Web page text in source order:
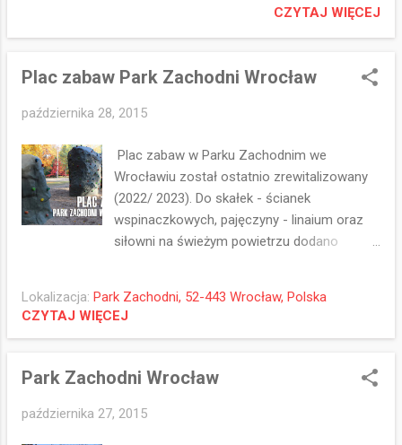
https://maps.app.goo.gl/FgMWYvu8EV7eMhi16 🐉 Smocza
cieniu drzew Parku Rekreacyjnego Mikołowska 🌳 Z
też zestawem sprawnościowym z elementami do
których można skakać 😊 Jest górka z zamkiem z extra
zjeżdżalnią rurową i inni elementami 😊 Super jest to że
pomyślano o każdej grupie wiekowej 👍 Dla maluszków
ogrodzona część z dużą ilością pisaku i domkiem👶
Starszaki mogą się wykazać na dużym i wysokim małpim
CZYTAJ WIĘCEJ
Plac zabaw Park Zachodni Wrocław
października 28, 2015
Plac zabaw w Parku Zachodnim we
Wrocławiu został ostatnio zrewitalizowany
(2022/ 2023). Do skałek - ścianek
wspinaczkowych, pajęczyny - linaium oraz
siłowni na świeżym powietrzu dodano
Lokalizacja: Park Zachodni, 52-443 Wrocław, Polska
CZYTAJ WIĘCEJ
Park Zachodni Wrocław
października 27, 2015